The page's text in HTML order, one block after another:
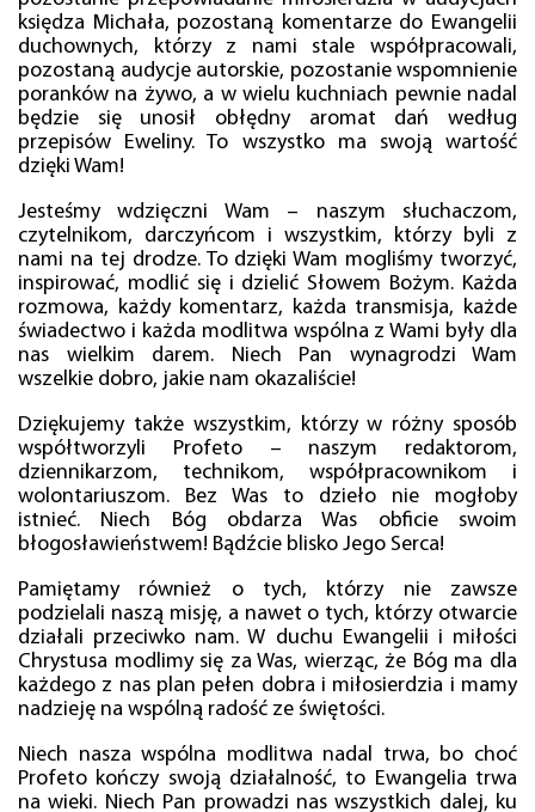
księdza Michała, pozostaną komentarze do Ewangelii
duchownych, którzy z nami stale współpracowali,
pozostaną audycje autorskie, pozostanie wspomnienie
poranków na żywo, a w wielu kuchniach pewnie nadal
będzie się unosił obłędny aromat dań według
przepisów Eweliny. To wszystko ma swoją wartość
dzięki Wam!
Jesteśmy wdzięczni Wam – naszym słuchaczom,
czytelnikom, darczyńcom i wszystkim, którzy byli z
nami na tej drodze. To dzięki Wam mogliśmy tworzyć,
inspirować, modlić się i dzielić Słowem Bożym. Każda
rozmowa, każdy komentarz, każda transmisja, każde
świadectwo i każda modlitwa wspólna z Wami były dla
nas wielkim darem. Niech Pan wynagrodzi Wam
wszelkie dobro, jakie nam okazaliście!
Dziękujemy także wszystkim, którzy w różny sposób
współtworzyli Profeto – naszym redaktorom,
dziennikarzom, technikom, współpracownikom i
wolontariuszom. Bez Was to dzieło nie mogłoby
istnieć. Niech Bóg obdarza Was obficie swoim
błogosławieństwem! Bądźcie blisko Jego Serca!
Pamiętamy również o tych, którzy nie zawsze
podzielali naszą misję, a nawet o tych, którzy otwarcie
działali przeciwko nam. W duchu Ewangelii i miłości
Chrystusa modlimy się za Was, wierząc, że Bóg ma dla
każdego z nas plan pełen dobra i miłosierdzia i mamy
nadzieję na wspólną radość ze świętości.
Niech nasza wspólna modlitwa nadal trwa, bo choć
Profeto kończy swoją działalność, to Ewangelia trwa
na wieki. Niech Pan prowadzi nas wszystkich dalej, ku